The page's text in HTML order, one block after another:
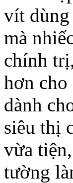
vít dùng
mà
chính
hơn cho
dành
siêu thị
vừa
tường